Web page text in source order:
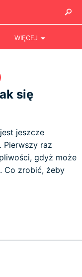
WIĘCEJ
się
jeszcze
Pierwszy raz
gdyż może
Co zrobić, żeby